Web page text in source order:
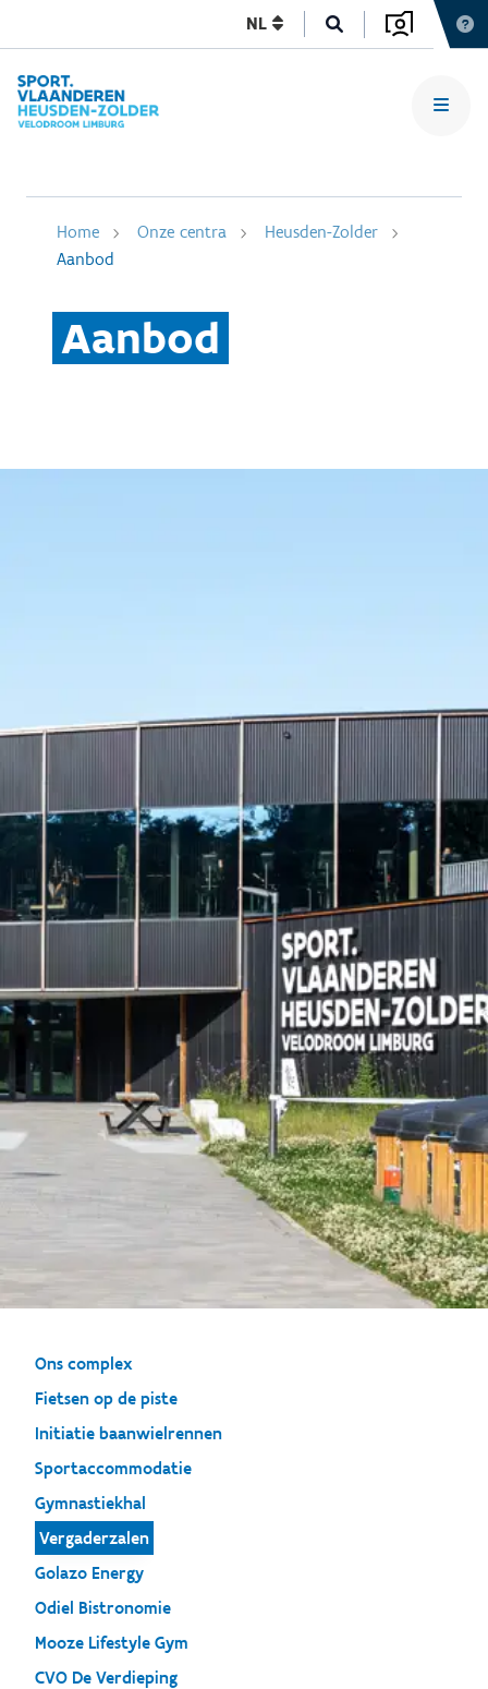
NL
Home Onze centra
Heusden-Zolder
Aanbod
Aanbod
Ons complex
Fietsen op de piste
Initiatie baanwielrennen
Sportaccommodatie
Gymnastiekhal
Vergaderzalen
Golazo Energy
Odiel Bistronomie
Mooze Lifestyle Gym
CVO De Verdieping